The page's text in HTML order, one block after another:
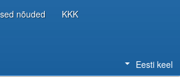
nõuded KKK
Eesti keel